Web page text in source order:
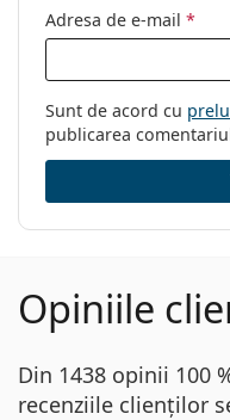
Adresa de e-mail *
Sunt de acord cu
publicarea
Opiniile
Din 1438 opinii 100
recenziile clienților